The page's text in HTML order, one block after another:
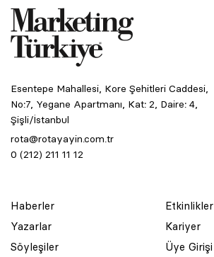
Esentepe Mahallesi, Kore Şehitleri Caddesi,
No:7, Yegane Apartmanı, Kat: 2, Daire: 4,
Şişli/İstanbul
rota@rotayayin.com.tr
0 (212) 211 11 12
Haberler
Yazarlar
Söyleşiler
Etkinlikler
Kariyer
Üye Girişi